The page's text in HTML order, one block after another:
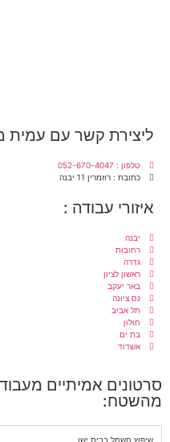
ליצירת קשר עם עמית
טלפון : 052-670-4047
כתובת : רוזמרין 11 יבנה
איזורי עבודה :
יבנה
רחובות
גדרה
ראשון לציון
באר יעקב
נס ציונה
תל אביב
חולון
בת ים
אשדוד
סרטונים אמיתיים
מהשטח:
שיפוץ חשמל בבית ישן